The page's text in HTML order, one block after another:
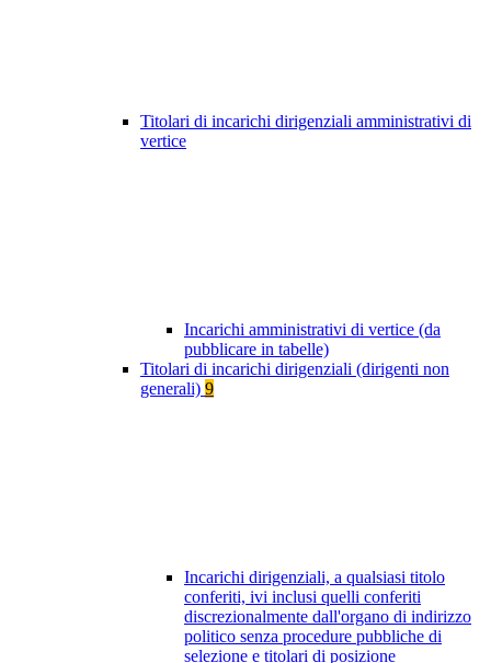
Titolari di incarichi dirigenziali amministrativi di
vertice
Incarichi amministrativi di vertice (da
pubblicare in tabelle)
Titolari di incarichi dirigenziali (dirigenti non
generali) 9
Incarichi dirigenziali, a qualsiasi titolo
conferiti, ivi inclusi quelli conferiti
discrezionalmente dall'organo di indirizzo
politico senza procedure pubbliche di
selezione e titolari di posizione